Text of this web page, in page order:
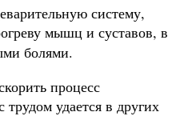
систему,
мышц и суставов, в
болями.
процесс
удается в других